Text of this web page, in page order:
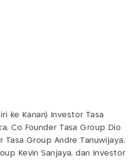
ke Kanan) Investor Tasa
Co Founder Tasa Group Dio
Tasa Group Andre Tanuwijaya,
Kevin Sanjaya, dan Investor